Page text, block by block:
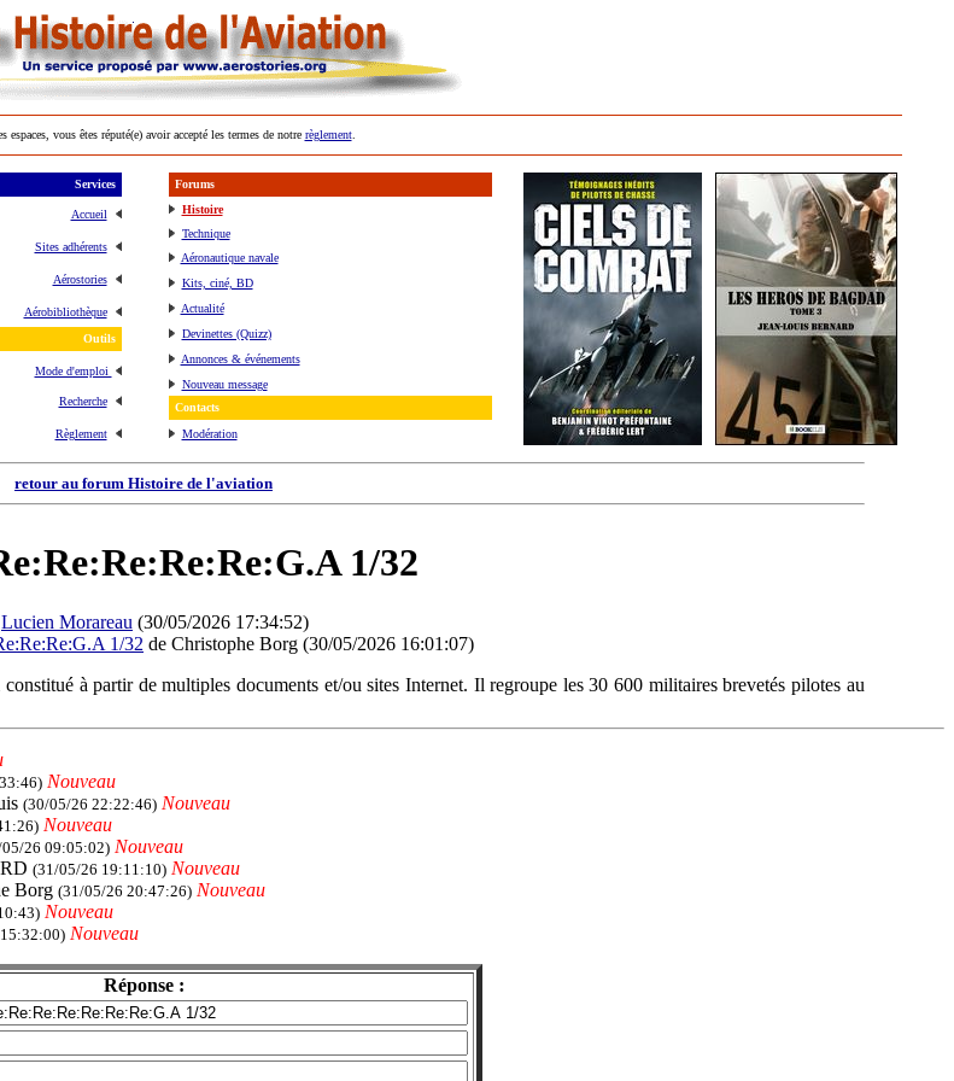
espaces, vous êtes réputé(e) avoir accepté les termes de notre règlement.
Services
Accueil
Sites adhérents
Aérostories
Aérobibliothèque
Outils
Mode d'emploi
Recherche
Règlement
Forums
Histoire
Technique
Aéronautique navale
Kits, ciné, BD
Actualité
Devinettes (Quizz)
Annonces & événements
Nouveau message
Contacts
Modération
retour au forum Histoire de l'aviation
1/32
Lucien Morareau (30/05/2026 17:34:52)
1/32 de Christophe Borg (30/05/2026 16:01:07)
à partir de multiples documents et/ou sites Internet. Il regroupe les 30 600 militaires brevetés pilotes au
Nouveau
(30/05/26 22:22:46) Nouveau
Nouveau
26 09:05:02) Nouveau
(31/05/26 19:11:10) Nouveau
Borg (31/05/26 20:47:26) Nouveau
Nouveau
Nouveau
Réponse :